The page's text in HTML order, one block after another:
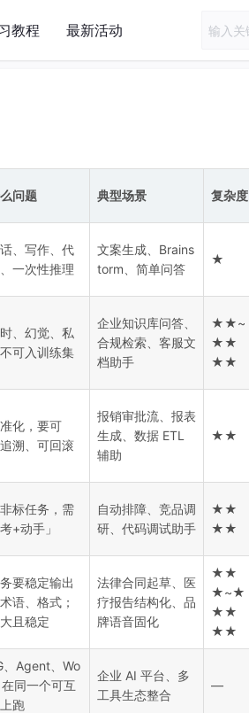
教程 最新活动
问题 典型场景 复杂度
、写作、代
一次性推理
文案生成、Brains
torm、简单问答
★
、幻觉、私
可入训练集
企业知识库问答、
合规检索、客服文
档助手
★★~
★★
★★
化，要可
溯、可回滚
报销审批流、报表
生成、数据 ETL
辅助
★★
标任务，需
+动手」
自动排障、竞品调
研、代码调试助手
★★
★★
要稳定输出
语、格式；
且稳定
法律合同起草、医
疗报告结构化、品
牌语音固化
★★
★~★
★★
★★
、Agent、Wo
同一个可互
跑
企业 AI 平台、多
工具生态整合
—